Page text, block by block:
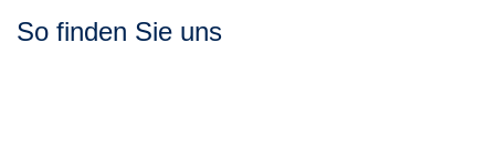
So finden Sie uns